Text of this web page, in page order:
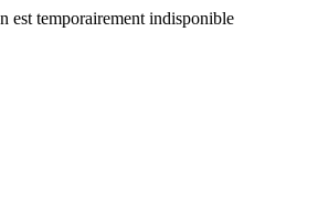
est temporairement indisponible